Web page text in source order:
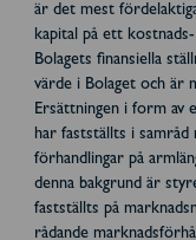
är det mest
kapital på ett
Bolagets finansiella
värde i Bolaget och är
Ersättningen i form av
har fastställts i samråd
förhandlingar på
denna bakgrund är
fastställts på
rådande